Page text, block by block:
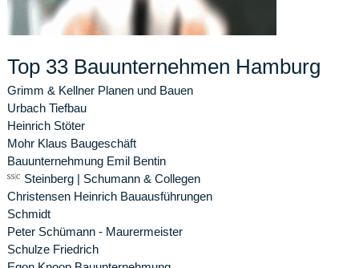
Top 33 Bauunternehmen Hamburg
Grimm & Kellner Planen und Bauen
Urbach Tiefbau
Heinrich Stöter
Mohr Klaus Baugeschäft
Bauunternehmung Emil Bentin
Steinberg | Schumann & Collegen
Christensen Heinrich Bauausführungen
Schmidt
Peter Schümann - Maurermeister
Schulze Friedrich